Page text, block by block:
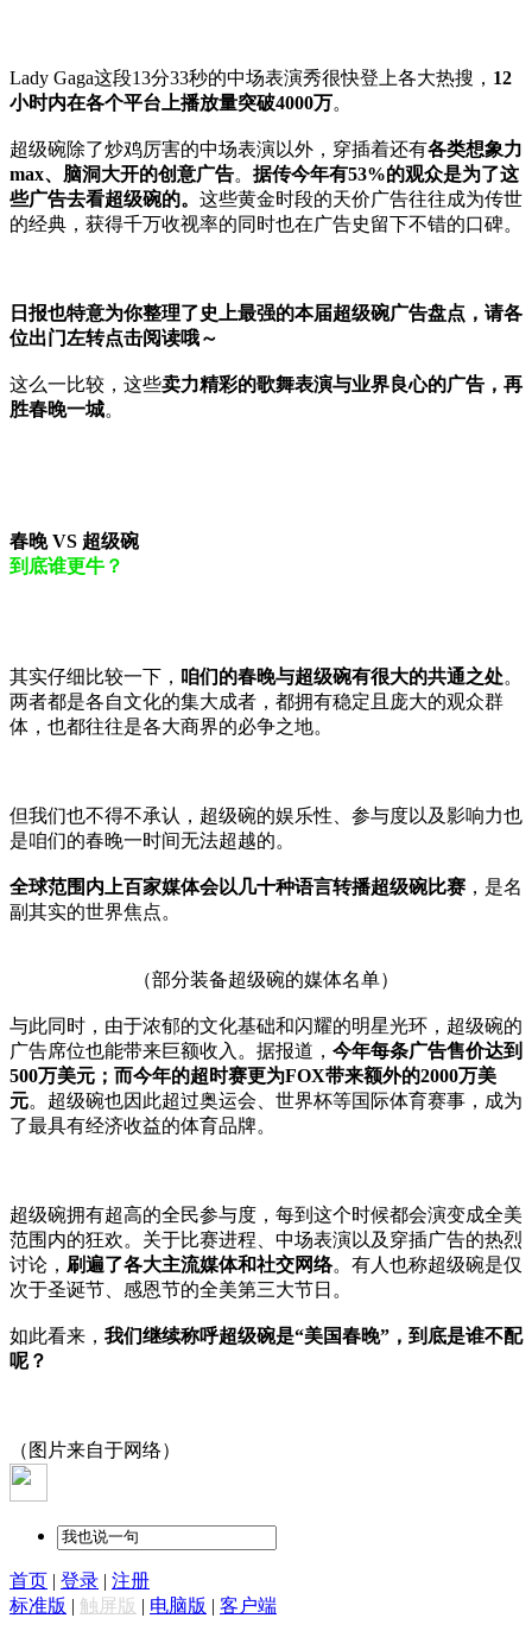
Lady Gaga这段13分33秒的中场表演秀很快登上各大热搜， 12
小时内在各个平台上播放量突破4000万。
超级碗除了炒鸡厉害的中场表演以外，穿插着还有各类想象力
max、脑洞大开的创意广告。 据传今年有53%的观众是为了这
些广告去看超级碗的。 这些黄金时段的天价广告往往成为传世
的经典，获得千万收视率的同时也在广告史留下不错的口碑。
日报也特意为你整理了史上最强的本届超级碗广告盘点，请各
位出门左转点击阅读哦～
这么一比较，这些卖力精彩的歌舞表演与业界良心的广告，再
胜春晚一城。
春晚 VS 超级碗
到底谁更牛？
其实仔细比较一下， 咱们的春晚与超级碗有很大的共通之处。
两者都是各自文化的集大成者，都拥有稳定且庞大的观众群
体，也都往往是各大商界的必争之地。
但我们也不得不承认，超级碗的娱乐性、参与度以及影响力也
是咱们的春晚一时间无法超越的。
全球范围内上百家媒体会以几十种语言转播超级碗比赛 ，是名
副其实的世界焦点。
（部分装备超级碗的媒体名单）
与此同时，由于浓郁的文化基础和闪耀的明星光环，超级碗的
广告席位也能带来巨额收入。据报道， 今年每条广告售价达到
500万美元；而今年的超时赛更为FOX带来额外的2000万美
元。超级碗也因此超过奥运会、世界杯等国际体育赛事，成为
了最具有经济收益的体育品牌。
超级碗拥有超高的全民参与度，每到这个时候都会演变成全美
范围内的狂欢。关于比赛进程、中场表演以及穿插广告的热烈
讨论， 刷遍了各大主流媒体和社交网络。有人也称超级碗是仅
次于圣诞节、感恩节的全美第三大节日。
如此看来， 我们继续称呼超级碗是“美国春晚”，到底是谁不配
呢？
（图片来自于网络）
首页 | 登录 | 注册
标准版 | 触屏版 | 电脑版 | 客户端